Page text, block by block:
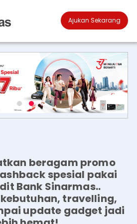
Ajukan Sekarang
beragam promo
spesial pakai
Bank Sinarmas..
travelling,
update gadget jadi